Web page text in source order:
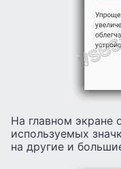
На главном экране
используемых
на другие и